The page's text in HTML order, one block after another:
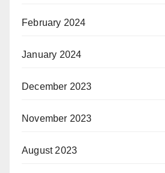
February 2024
January 2024
December 2023
November 2023
August 2023